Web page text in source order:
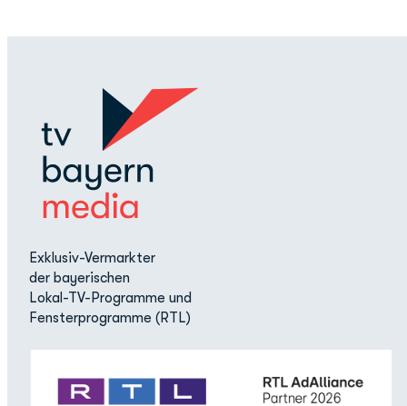
Exklusiv-Vermarkter
der bayerischen
Lokal-TV-Programme und
Fensterprogramme (RTL)